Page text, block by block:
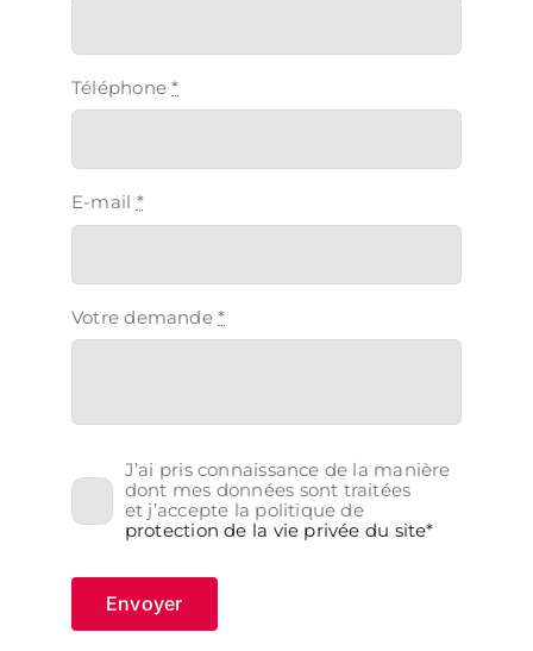
Téléphone*
E-mail *
Votre demande*
J’ai pris connaissance de la manière
dont mes données sont traitées
et j’accepte la politique de
protection de la vie privée du site*
Envoyer